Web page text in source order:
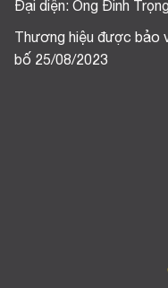
Đại diện: Ông Đinh
Thương hiệu được bảo
bố 25/08/2023